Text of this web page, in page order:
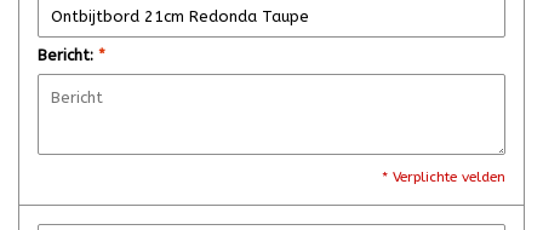
Bericht: *
* Verplichte velden